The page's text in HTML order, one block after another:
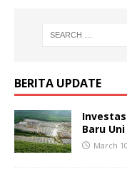
BERITA UPDATE
Baru
March